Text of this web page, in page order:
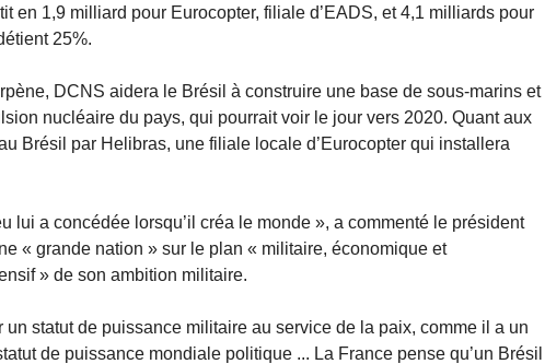
en 1,9 milliard pour Eurocopter, filiale d’EADS, et 4,1 milliards pour
25%.
DCNS aidera le Brésil à construire une base de sous-marins et
nucléaire du pays, qui pourrait voir le jour vers 2020. Quant aux
Brésil par Helibras, une filiale locale d’Eurocopter qui installera
lui a concédée lorsqu’il créa le monde », a commenté le président
« grande nation » sur le plan « militaire, économique et
» de son ambition militaire.
statut de puissance militaire au service de la paix, comme il a un
de puissance mondiale politique ... La France pense qu’un Brésil